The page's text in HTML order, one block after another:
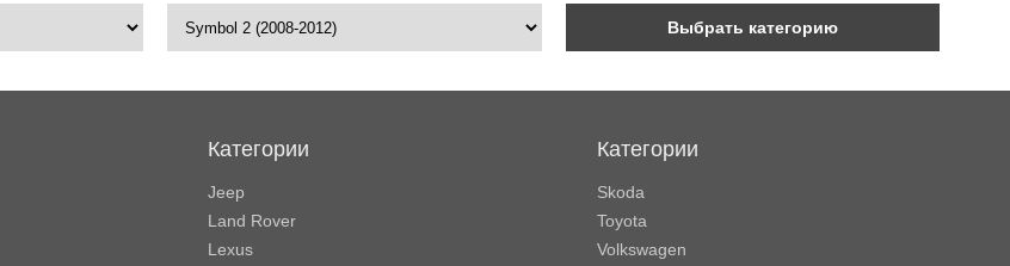
Выбрать категорию
Категории
Jeep
Land Rover
Lexus
Категории
Skoda
Toyota
Volkswagen